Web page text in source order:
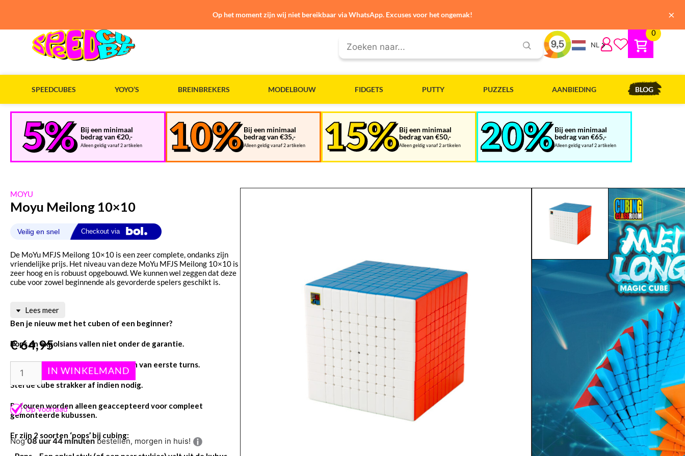
NL
0
SPEEDCUBES YOYO’S BREINBREKERS MODELBOUW FIDGETS PUTTY PUZZELS AANBIEDING BLOG
Bij een minimaal
bedrag van €20,-
Alleen geldig vanaf 2 artikelen
Bij een minimaal
bedrag van €35,-
Alleen geldig vanaf 2 artikelen
Bij een minimaal
bedrag van €50,-
Alleen geldig vanaf 2 artikelen
Bij een minimaal
bedrag van €65,-
Alleen geldig vanaf 2 artikelen
MOYU
Moyu Meilong 10×10
De MoYu MFJS Meilong 10×10 is een zeer complete, ondanks zijn
vriendelijke prijs. Het niveau van deze MoYu MFJS Meilong 10×10 is
zeer hoog en is robuust opgebouwd. We kunnen wel zeggen dat deze
cube voor zowel beginnende als gevorderde spelers geschikt is.
Ben je nieuw met het cuben of een beginner?
Pops en expolsians vallen niet onder de garantie.
Wees dus voorzichtig bij het maken van eerste turns.
Stel de cube strakker af indien nodig.
Retouren worden alleen geaccepteerd voor compleet
gemonteerde kubussen.
Er zijn 2 soorten ‘pops’ bij cubing:
Lees meer
€64,95
Nog08 uur 44 minutenbestellen, morgen in huis!
Op het moment zijn wij niet bereikbaar via WhatsApp. Excuses voor het ongemak! ×